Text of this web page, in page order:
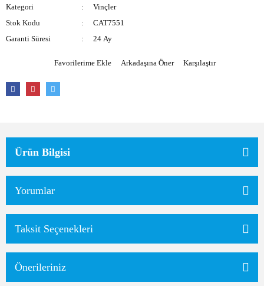
Kategori
Vinçler
Stok Kodu
CAT7551
Garanti Süresi
24 Ay
Arkadaşına Öner Karşılaştır
Ürün Bilgisi
Yorumlar
Taksit Seçenekleri
Önerileriniz